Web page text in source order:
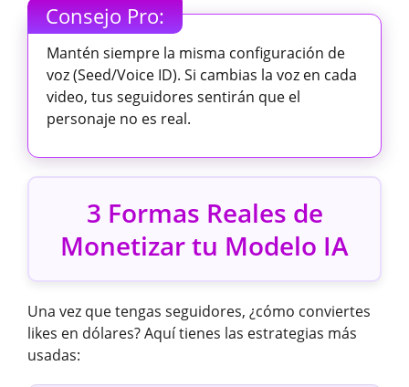
Consejo Pro:
Mantén siempre la misma configuración de
voz (Seed/Voice ID). Si cambias la voz en cada
video, tus seguidores sentirán que el
personaje no es real.
3 Formas Reales de
Monetizar tu Modelo IA
Una vez que tengas seguidores, ¿cómo conviertes
likes en dólares? Aquí tienes las estrategias más
usadas: